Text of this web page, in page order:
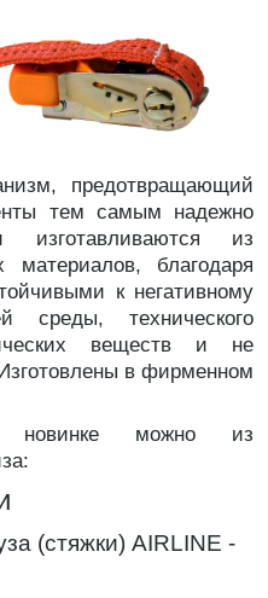
предотвращающий
тем самым надежно
из
материалов, благодаря
к негативному
среды, технического
веществ и не
в фирменном
новинке можно из
(стяжки) AIRLINE -